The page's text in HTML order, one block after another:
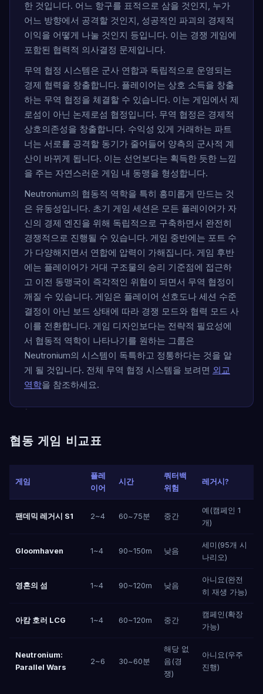
한 것입니다. 어느 항구를 표적으로 삼을 것인지, 누가
어느 방향에서 공격할 것인지, 성공적인 파괴의 경제적
이익을 어떻게 나눌 것인지 등입니다. 이는 경쟁 게임에
포함된 협력적 의사결정 문제입니다.
무역 협정 시스템은 군사 연합과 독립적으로 운영되는
경제 협력을 창출합니다. 플레이어는 상호 소득을 창출
하는 무역 협정을 체결할 수 있습니다. 이는 게임에서 제
로섬이 아닌 논제로섬 협정입니다. 무역 협정은 경제적
상호의존성을 창출합니다. 수익성 있게 거래하는 파트
너는 서로를 공격할 동기가 줄어들어 양측의 군사적 계
산이 바뀌게 됩니다. 이는 선언보다는 획득한 듯한 느낌
을 주는 자연스러운 게임 내 동맹을 형성합니다.
Neutronium의 협동적 역학을 특히 흥미롭게 만드는 것
은 유동성입니다. 초기 게임 세션은 모든 플레이어가 자
신의 경제 엔진을 위해 독립적으로 구축하면서 완전히
경쟁적으로 진행될 수 있습니다. 게임 중반에는 포트 수
가 다양해지면서 연합에 압력이 가해집니다. 게임 후반
에는 플레이어가 거대 구조물의 승리 기준점에 접근하
고 이전 동맹국이 즉각적인 위협이 되면서 무역 협정이
깨질 수 있습니다. 게임은 플레이어 선호도나 세션 수준
결정이 아닌 보드 상태에 따라 경쟁 모드와 협력 모드 사
이를 전환합니다. 게임 디자인보다는 전략적 필요성에
서 협동적 역학이 나타나기를 원하는 그룹은
Neutronium의 시스템이 독특하고 정통하다는 것을 알
게 될 것입니다. 전체 무역 협정 시스템을 보려면 외교
역학을 참조하세요.
협동 게임 비교표
게임
플레
이어
시간
쿼터백
위험
레거시?
팬데믹 레거시 S1 2~4 60~75분 중간
예(캠페인 1
개)
Gloomhaven 1~4 90~150m 낮음
세미(95개 시
나리오)
영혼의 섬 1~4 90~120m 낮음
아니요(완전
히 재생 가능)
아캄 호러 LCG 1~4 60~120m 중간
캠페인(확장
가능)
Neutronium:
Parallel Wars
2~6 30~60분
해당 없
음(경
쟁)
아니요(우주
진행)